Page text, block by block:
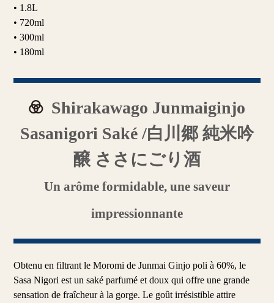
• 1.8L
• 720ml
• 300ml
• 180ml
Shirakawago Junmaiginjo
Sasanigori Saké /白川郷 純米吟
醸 ささにごり酒
Un arôme formidable, une saveur
impressionnante
Obtenu en filtrant le Moromi de Junmai Ginjo poli à 60%, le
Sasa Nigori est un saké parfumé et doux qui offre une grande
sensation de fraîcheur à la gorge. Le goût irrésistible attire